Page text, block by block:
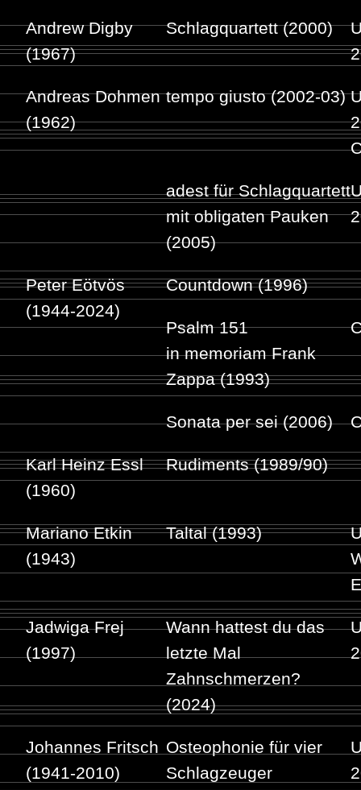
Andrew Digby
(1967)
Schlagquartett (2000)
Andreas Dohmen
(1962)
tempo giusto (2002-03)
adest für Schlagquartett
mit obligaten Pauken
(2005)
Peter Eötvös
(1944-2024)
Countdown (1996)
Psalm 151
in memoriam Frank
Zappa (1993)
Sonata per sei (2006)
Karl Heinz Essl
(1960)
Rudiments (1989/90)
Mariano Etkin
(1943)
Taltal (1993)
Jadwiga Frej
(1997)
Wann hattest du das
letzte Mal
Zahnschmerzen?
(2024)
Johannes Fritsch
(1941-2010)
Osteophonie für vier
Schlagzeuger